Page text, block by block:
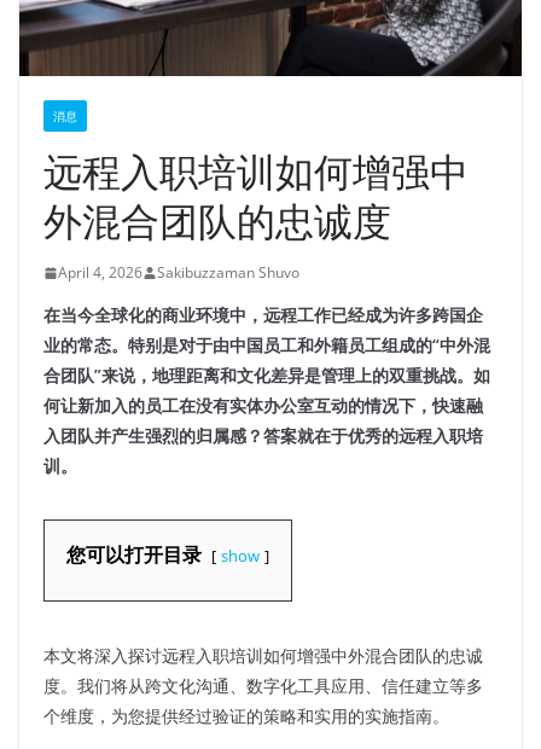
消息
远程入职培训如何增强中
外混合团队的忠诚度
April 4, 2026 Sakibuzzaman Shuvo
在当今全球化的商业环境中，远程工作已经成为许多跨国企
业的常态。特别是对于由中国员工和外籍员工组成的“中外混
合团队”来说，地理距离和文化差异是管理上的双重挑战。如
何让新加入的员工在没有实体办公室互动的情况下，快速融
入团队并产生强烈的归属感？答案就在于优秀的远程入职培
训。
您可以打开目录 show
本文将深入探讨远程入职培训如何增强中外混合团队的忠诚
度。我们将从跨文化沟通、数字化工具应用、信任建立等多
个维度，为您提供经过验证的策略和实用的实施指南。